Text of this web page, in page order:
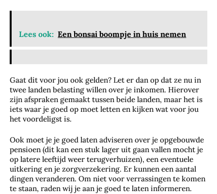
Lees ook: Een bonsai boompje in huis nemen
Gaat dit voor jou ook gelden? Let er dan op dat ze nu in
twee landen belasting willen over je inkomen. Hierover
zijn afspraken gemaakt tussen beide landen, maar het is
iets waar je goed op moet letten en kijken wat voor jou
het voordeligst is.
Ook moet je je goed laten adviseren over je opgebouwde
pensioen (dit kan een stuk lager uit gaan vallen mocht je
op latere leeftijd weer terugverhuizen), een eventuele
uitkering en je zorgverzekering. Er kunnen een aantal
dingen veranderen. Om niet voor verrassingen te komen
te staan, raden wij je aan je goed te laten informeren.